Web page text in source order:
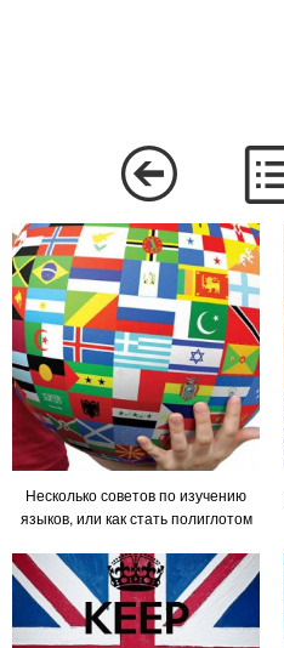
Несколько советов по изучению
языков, или как стать полиглотом